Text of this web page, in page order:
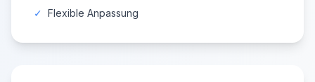
✓ Flexible Anpassung